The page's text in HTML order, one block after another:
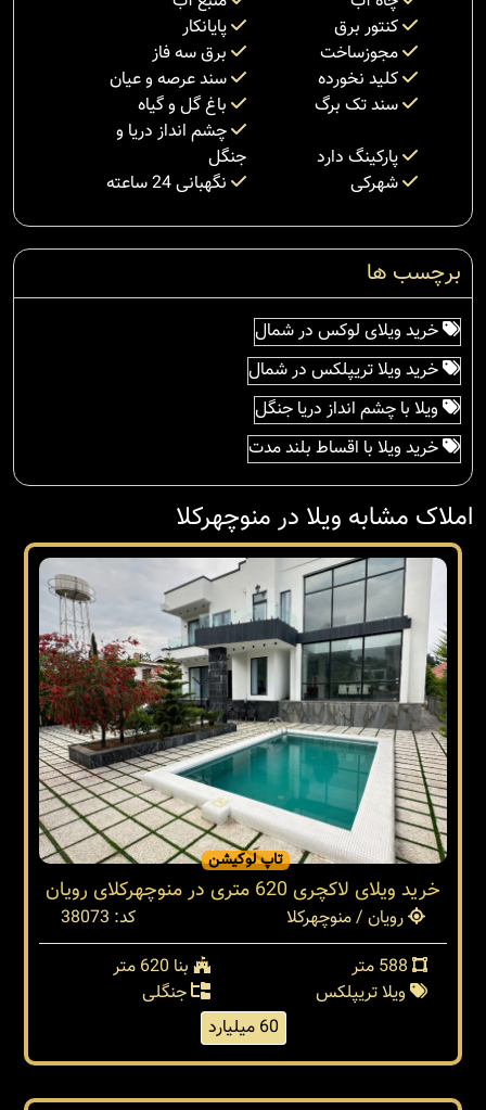
کنتور برق
پایانکار
مجوزساخت
برق سه فاز
کلید نخورده
سند عرصه و عیان
سند تک برگ
باغ گل و گیاه
پارکینگ دارد
چشم انداز دریا و
جنگل
شهرکی
نگهبانی 24 ساعته
برچسب ها
خرید ویلای لوکس در شمال
خرید ویلا تریپلکس در شمال
ویلا با چشم انداز دریا جنگل
خرید ویلا با اقساط بلند مدت
املاک مشابه ویلا در منوچهرکلا
تاپ لوکیشن
خرید ویلای لاکچری 620 متری در منوچهرکلای رویان
رویان / منوچهرکلا
کد: 38073
بنا 620 متر
ویلا تریپلکس
جنگلی
60 میلیارد